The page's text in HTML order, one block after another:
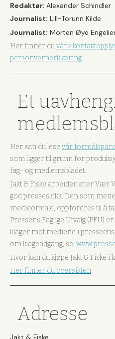
Redaktør: Alexander Schindler
Journalist: Lill-Torunn Kilde
Journalist: Morten Øye
Her finner duvåre
personvernerklæring.
Et
Her kan du lese vår
som ligger til grunn for
fag- og medlemsbladet.
Jakt & Fiske arbeider etter Vær
god presseskikk. Den som
medieomtale, oppfordres til å
Pressens Faglige Utvalg (PFU)
klager mot mediene i
om klageadgang, se:
Hvor kan du kjøpe Jakt & Fiske i
Her finner du oversikten
Adresse
Jakt & Fiske,